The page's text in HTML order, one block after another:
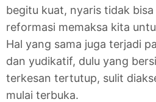
begitu kuat, nyaris tidak
reformasi memaksa kita
Hal yang sama juga terjadi
dan yudikatif, dulu yang
terkesan tertutup, sulit
mulai terbuka.